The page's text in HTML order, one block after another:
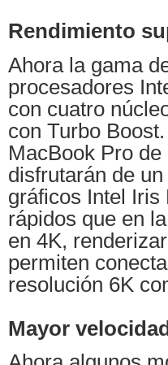
Rendimiento
Ahora la gama
procesadores
con cuatro
con Turbo
MacBook Pro
disfrutarán de
gráficos Intel Iris
rápidos que en
en 4K,
permiten
resolución 6K
Mayor